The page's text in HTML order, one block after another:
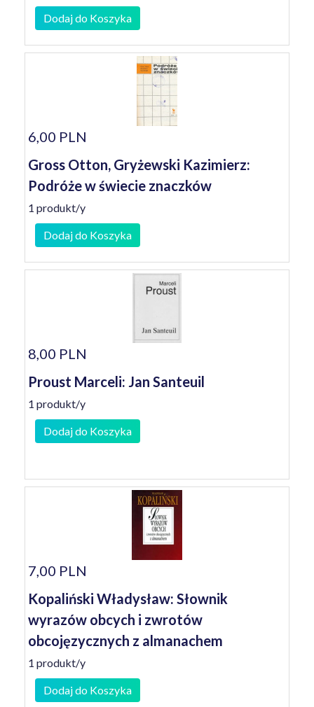
Dodaj do Koszyka
6,00 PLN
Gross Otton, Gryżewski Kazimierz:
Podróże w świecie znaczków
1 produkt/y
Dodaj do Koszyka
8,00 PLN
Proust Marceli: Jan Santeuil
1 produkt/y
Dodaj do Koszyka
7,00 PLN
Kopaliński Władysław: Słownik
wyrazów obcych i zwrotów
obcojęzycznych z almanachem
1 produkt/y
Dodaj do Koszyka